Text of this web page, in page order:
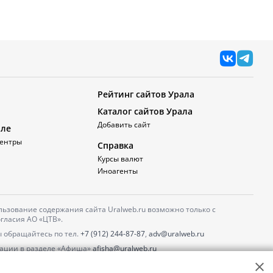
Рейтинг сайтов Урала
Каталог сайтов Урала
Добавить сайт
Справка
Курсы валют
Иноагенты
содержания сайта Uralweb.ru возможно только с
АО «ЦТВ».
по тел. +7 (912) 244-87-87, adv@uralweb.ru
в разделе «Афиша»afisha@uralweb.ru